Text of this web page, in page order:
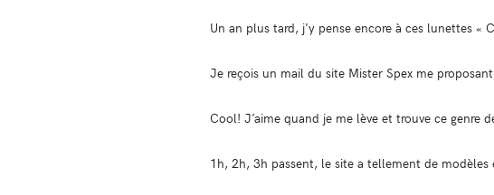
Un an plus tard, j’y pense encore à ces lunettes «
Je reçois un mail du site Mister Spex me
Cool! J’aime quand je me lève et trouve ce genre
1h, 2h, 3h passent, le site a tellement de modèles